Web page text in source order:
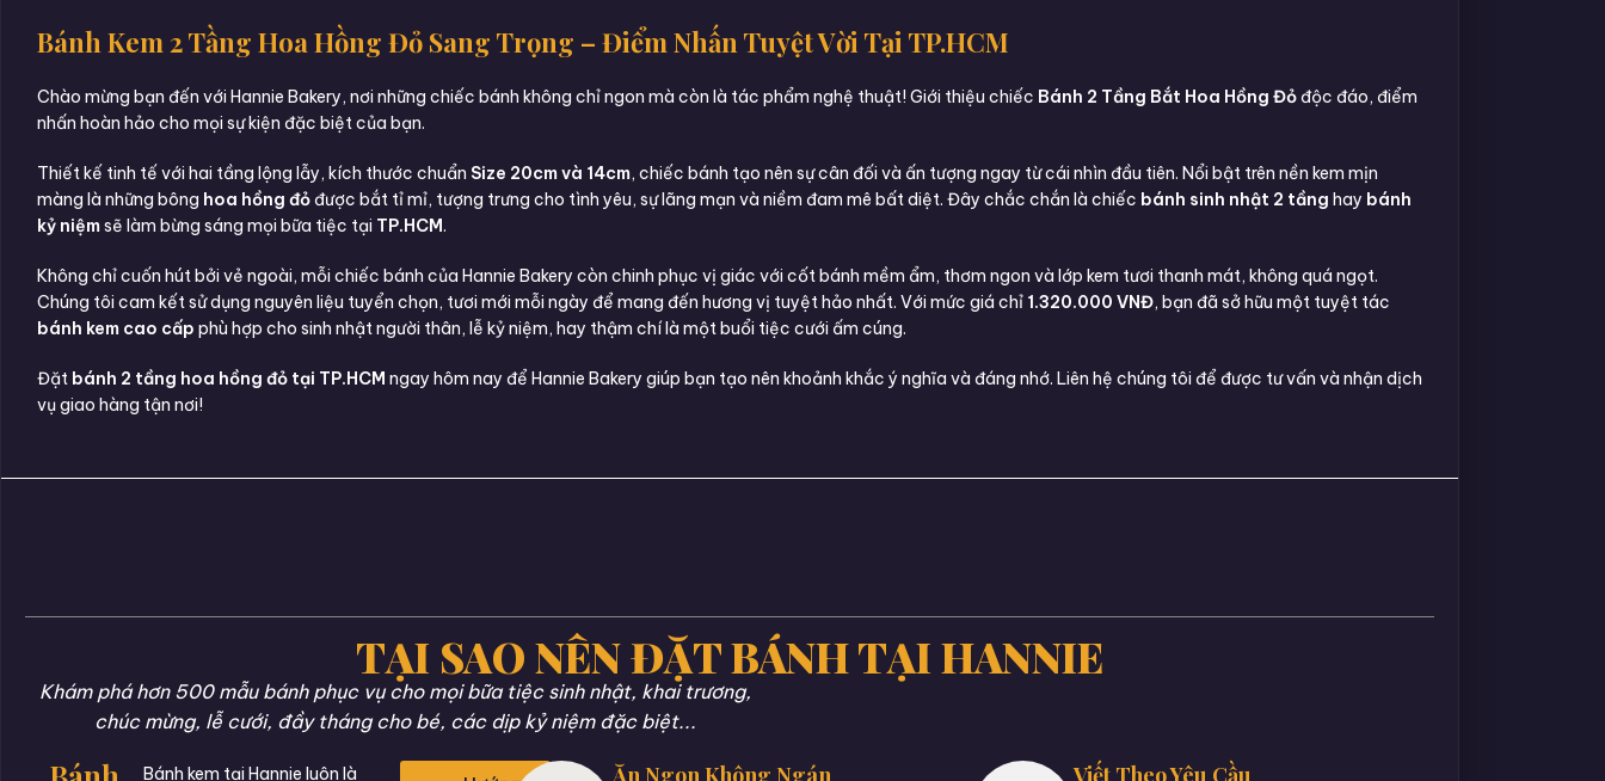
Bánh Kem 2 Tầng Hoa Hồng Đỏ Sang Trọng – Điểm Nhấn Tuyệt Vời Tại TP.HCM
Chào mừng bạn đến với Hannie Bakery, nơi những chiếc bánh không chỉ ngon mà còn là tác phẩm nghệ thuật! Giới thiệu chiếc Bánh 2 Tầng Bắt Hoa Hồng Đỏđộc đáo, điểm
nhấn hoàn hảo cho mọi sự kiện đặc biệt của bạn.
Thiết kế tinh tế với hai tầng lộng lẫy, kích thước chuẩn Size 20cm và 14cm, chiếc bánh tạo nên sự cân đối và ấn tượng ngay từ cái nhìn đầu tiên. Nổi bật trên nền kem mịn
màng là những bông hoa hồng đỏđược bắt tỉ mỉ, tượng trưng cho tình yêu, sự lãng mạn và niềm đam mê bất diệt. Đây chắc chắn là chiếc bánh sinh nhật 2 tầng hay bánh
kỷ niệmsẽ làm bừng sáng mọi bữa tiệc tại TP.HCM.
Không chỉ cuốn hút bởi vẻ ngoài, mỗi chiếc bánh của Hannie Bakery còn chinh phục vị giác với cốt bánh mềm ẩm, thơm ngon và lớp kem tươi thanh mát, không quá ngọt.
Chúng tôi cam kết sử dụng nguyên liệu tuyển chọn, tươi mới mỗi ngày để mang đến hương vị tuyệt hảo nhất. Với mức giá chỉ 1.320.000 VNĐ, bạn đã sở hữu một tuyệt tác
bánh kem cao cấp phù hợp cho sinh nhật người thân, lễ kỷ niệm, hay thậm chí là một buổi tiệc cưới ấm cúng.
Đặt bánh 2 tầng hoa hồng đỏ tại TP.HCM ngay hôm nay để Hannie Bakery giúp bạn tạo nên khoảnh khắc ý nghĩa và đáng nhớ. Liên hệ chúng tôi để được tư vấn và nhận dịch
vụ giao hàng tận nơi!
TẠI SAO NÊN ĐẶT BÁNH TẠI HANNIE
Khám phá hơn 500 mẫu bánh phục vụ cho mọi bữa tiệc sinh nhật, khai trương,
chúc mừng, lễ cưới, đầy tháng cho bé, các dịp kỷ niệm đặc biệt...
Bánh kem tại Hannie luôn là
Ăn Ngon Không Ngán Viết Theo Yêu Cầu